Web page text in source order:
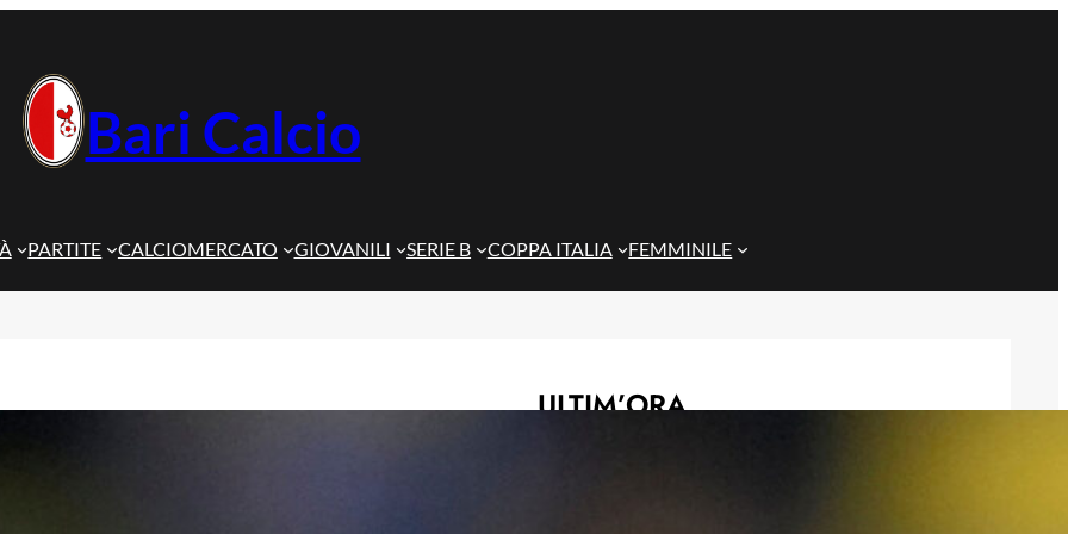
Bari Calcio
PARTITE CALCIOMERCATO GIOVANILI SERIE B COPPA ITALIA FEMMINILE
ULTIM’ORA